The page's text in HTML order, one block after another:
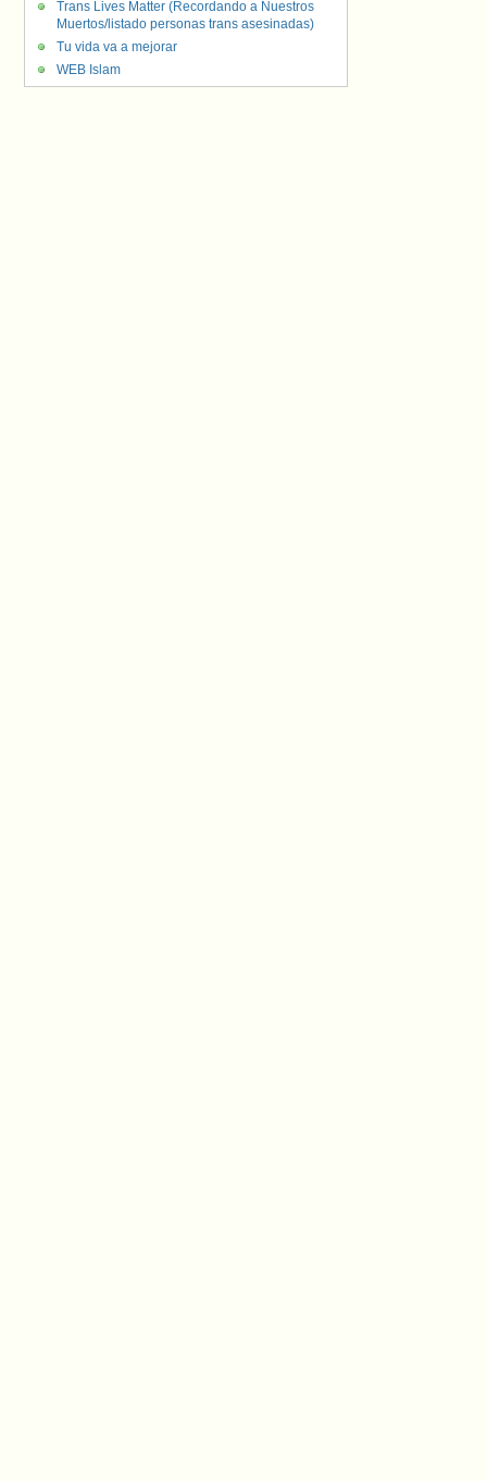
Trans Lives Matter (Recordando a Nuestros
Muertos/listado personas trans asesinadas)
Tu vida va a mejorar
WEB Islam